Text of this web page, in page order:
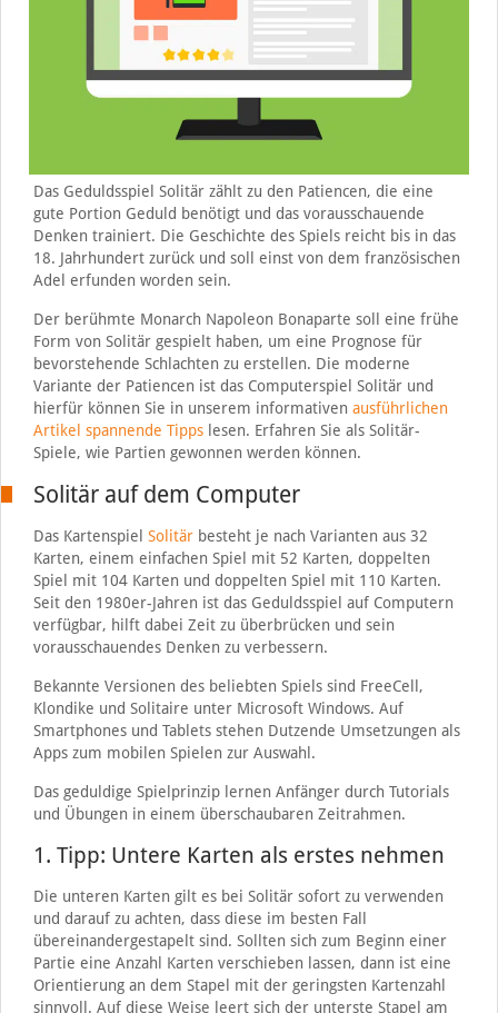
Das Geduldsspiel Solitär zählt zu den Patiencen, die eine
gute Portion Geduld benötigt und das vorausschauende
Denken trainiert. Die Geschichte des Spiels reicht bis in das
18. Jahrhundert zurück und soll einst von dem französischen
Adel erfunden worden sein.
Der berühmte Monarch Napoleon Bonaparte soll eine frühe
Form von Solitär gespielt haben, um eine Prognose für
bevorstehende Schlachten zu erstellen. Die moderne
Variante der Patiencen ist das Computerspiel Solitär und
hierfür können Sie in unserem informativen ausführlichen
Artikel spannende Tippslesen. Erfahren Sie als Solitär-
Spiele, wie Partien gewonnen werden können.
Solitär auf dem Computer
Das Kartenspiel Solitärbesteht je nach Varianten aus 32
Karten, einem einfachen Spiel mit 52 Karten, doppelten
Spiel mit 104 Karten und doppelten Spiel mit 110 Karten.
Seit den 1980er-Jahren ist das Geduldsspiel auf Computern
verfügbar, hilft dabei Zeit zu überbrücken und sein
vorausschauendes Denken zu verbessern.
Bekannte Versionen des beliebten Spiels sind FreeCell,
Klondike und Solitaire unter Microsoft Windows. Auf
Smartphones und Tablets stehen Dutzende Umsetzungen als
Apps zum mobilen Spielen zur Auswahl.
Das geduldige Spielprinzip lernen Anfänger durch Tutorials
und Übungen in einem überschaubaren Zeitrahmen.
1. Tipp: Untere Karten als erstes nehmen
Die unteren Karten gilt es bei Solitär sofort zu verwenden
und darauf zu achten, dass diese im besten Fall
übereinandergestapelt sind. Sollten sich zum Beginn einer
Partie eine Anzahl Karten verschieben lassen, dann ist eine
Orientierung an dem Stapel mit der geringsten Kartenzahl
sinnvoll. Auf diese Weise leert sich der unterste Stapel am